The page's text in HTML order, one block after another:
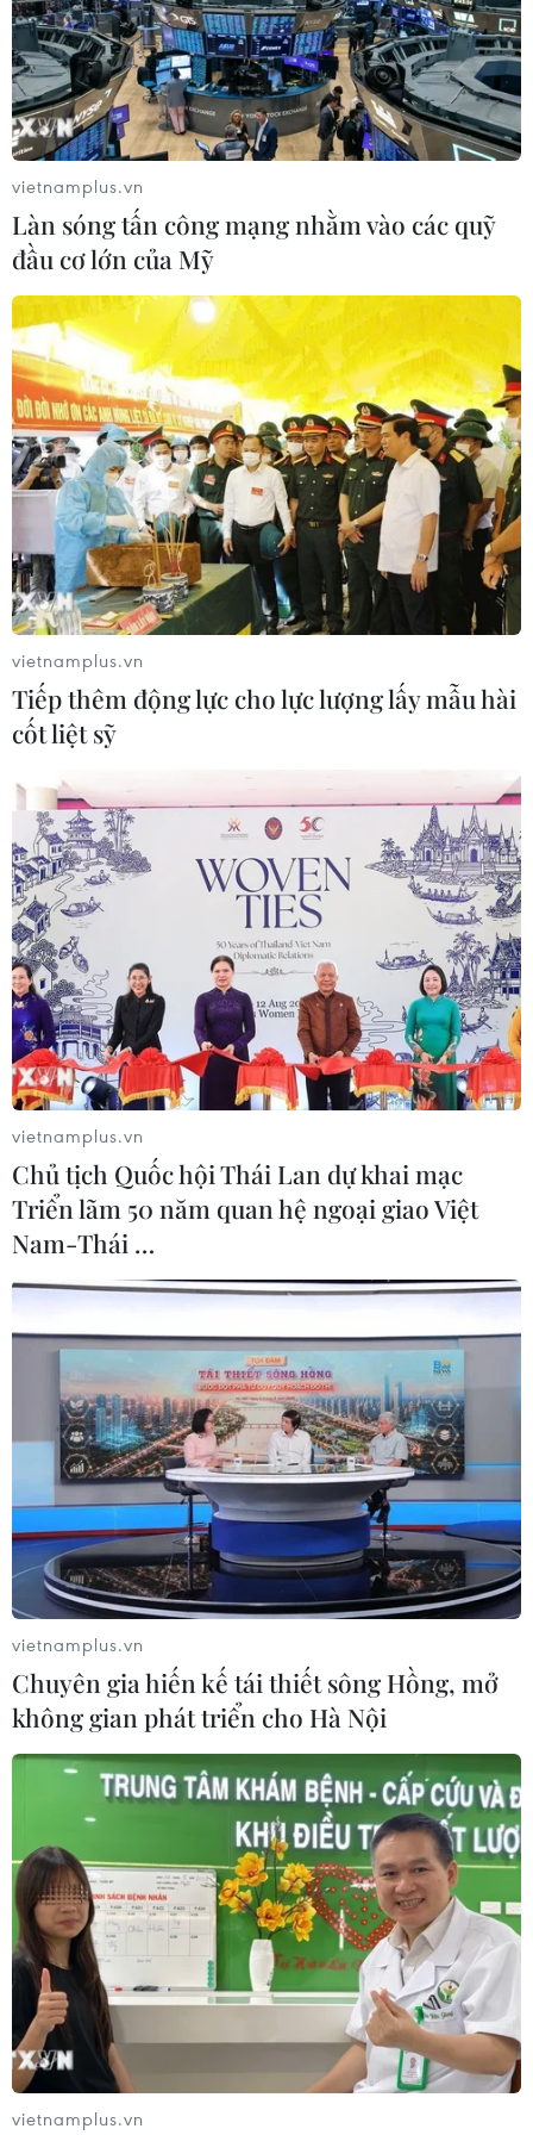
vietnamplus.vn
Làn sóng tấn công mạng nhằm vào các quỹ
đầu cơ lớn của Mỹ
vietnamplus.vn
Tiếp thêm động lực cho lực lượng lấy mẫu hài
cốt liệt sỹ
vietnamplus.vn
Chủ tịch Quốc hội Thái Lan dự khai mạc
Triển lãm 50 năm quan hệ ngoại giao Việt
Nam-Thái …
vietnamplus.vn
Chuyên gia hiến kế tái thiết sông Hồng, mở
không gian phát triển cho Hà Nội
vietnamplus.vn